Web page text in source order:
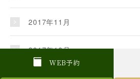
W EB予約
2017年11月
2017年10月